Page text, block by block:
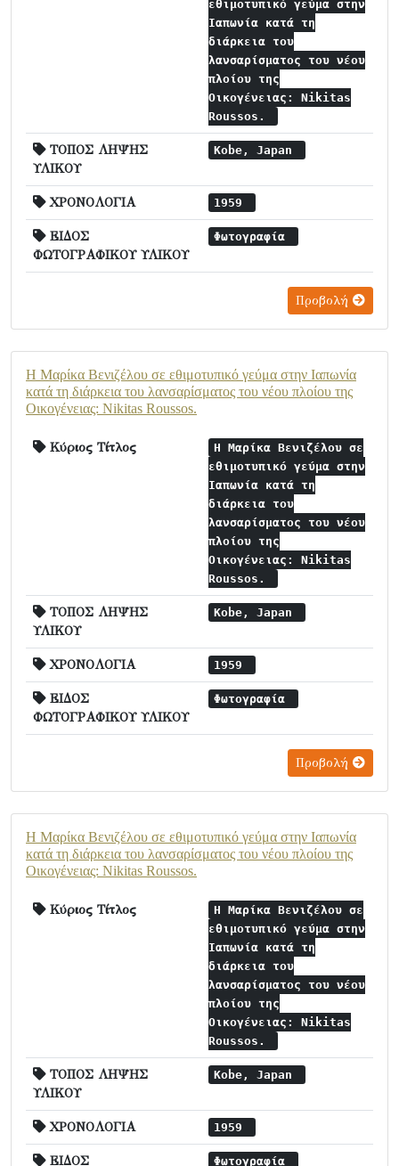
εθιμοτυπικό γεύμα στην
Ιαπωνία κατά τη
διάρκεια του
λανσαρίσματος του νέου
πλοίου της
Οικογένειας: Nikitas
Roussos.
ΤΟΠΟΣ ΛΗΨΗΣ
ΥΛΙΚΟΥ
Kobe, Japan
ΧΡΟΝΟΛΟΓΙΑ 1959
ΕΙΔΟΣ
ΦΩΤΟΓΡΑΦΙΚΟΥ ΥΛΙΚΟΥ
Φωτογραφία
Προβολή
Η Μαρίκα Βενιζέλου σε εθιμοτυπικό γεύμα στην Ιαπωνία
κατά τη διάρκεια του λανσαρίσματος του νέου πλοίου της
Οικογένειας: Nikitas Roussos.
Κύριος Τίτλος
Η Μαρίκα Βενιζέλου σε
εθιμοτυπικό γεύμα στην
Ιαπωνία κατά τη
διάρκεια του
λανσαρίσματος του νέου
πλοίου της
Οικογένειας: Nikitas
Roussos.
ΤΟΠΟΣ ΛΗΨΗΣ
ΥΛΙΚΟΥ
Kobe, Japan
ΧΡΟΝΟΛΟΓΙΑ 1959
ΕΙΔΟΣ
ΦΩΤΟΓΡΑΦΙΚΟΥ ΥΛΙΚΟΥ
Φωτογραφία
Προβολή
Η Μαρίκα Βενιζέλου σε εθιμοτυπικό γεύμα στην Ιαπωνία
κατά τη διάρκεια του λανσαρίσματος του νέου πλοίου της
Οικογένειας: Nikitas Roussos.
Κύριος Τίτλος
Η Μαρίκα Βενιζέλου σε
εθιμοτυπικό γεύμα στην
Ιαπωνία κατά τη
διάρκεια του
λανσαρίσματος του νέου
πλοίου της
Οικογένειας: Nikitas
Roussos.
ΤΟΠΟΣ ΛΗΨΗΣ
ΥΛΙΚΟΥ
Kobe, Japan
ΧΡΟΝΟΛΟΓΙΑ 1959
ΕΙΔΟΣ
Φωτογραφία